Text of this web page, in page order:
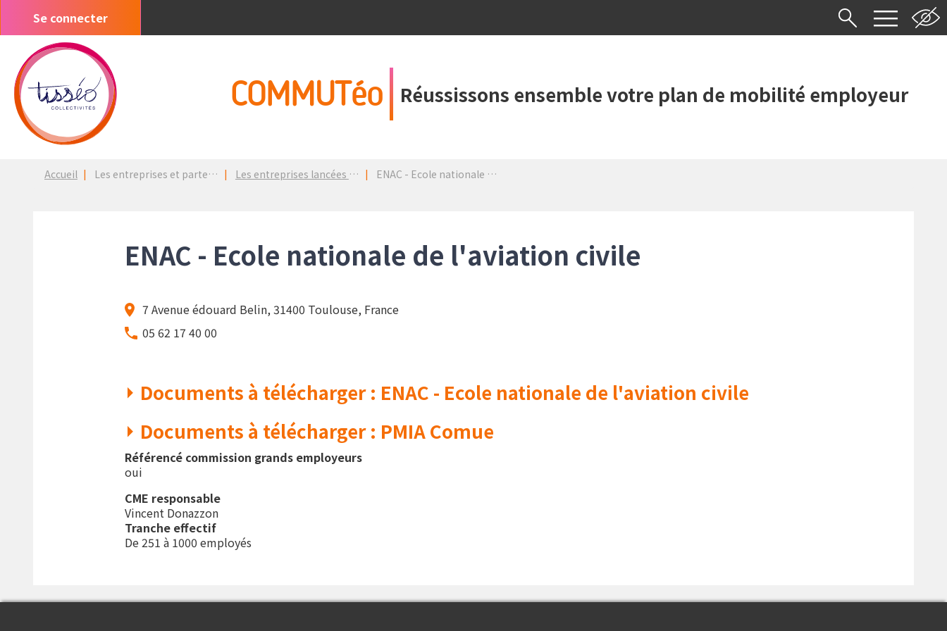
contenu
principal
Menu
compte
de
l'utilisateur
Se connecter
COMMUTéo Réussissons ensemble votre plan de mobilité employeur
Fil
Accueil Les entreprises et partenaires Les entreprises lancées dans un PDM ENAC - Ecole nationale de l'aviation civile
ENAC - Ecole nationale de l'aviation civile
7 Avenue édouard Belin, 31400 Toulouse, France
05 62 17 40 00
Documents à télécharger : ENAC - Ecole nationale de l'aviation civile
Documents à télécharger : PMIA Comue
Référencé commission grands employeurs
oui
CME responsable
Vincent Donazzon
Tranche effectif
De 251 à 1000 employés